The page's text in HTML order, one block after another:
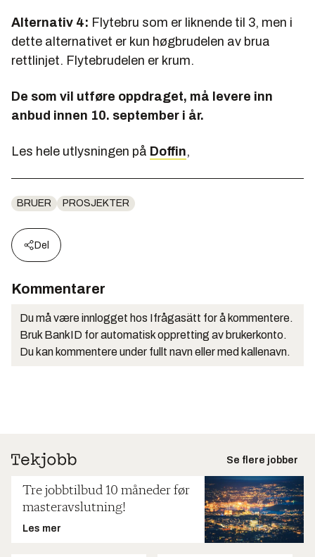
Alternativ 4: Flytebru som er liknende til 3, men i
dette alternativet er kun høgbrudelen av brua
rettlinjet. Flytebrudelen er krum.
De som vil utføre oppdraget, må levere inn
anbud innen 10. september i år.
Les hele utlysningen på Doffin,
BRUER PROSJEKTER
Del
Kommentarer
Du må være innlogget hos Ifrågasätt for å kommentere.
Bruk BankID for automatisk oppretting av brukerkonto.
Du kan kommentere under fullt navn eller med kallenavn.
Se flere jobber
Tre jobbtilbud 10 måneder før
masteravslutning!
Les mer